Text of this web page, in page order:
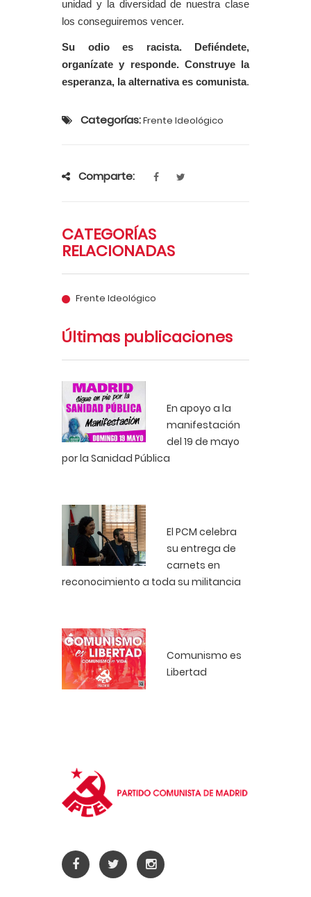
unidad y la diversidad de nuestra clase
los conseguiremos vencer.
Su odio es racista. Defiéndete,
organízate y responde. Construye la
esperanza, la alternativa es comunista.
Categorías:Frente Ideológico
Comparte:
CATEGORÍAS
RELACIONADAS
Frente Ideológico
Últimas publicaciones
En apoyo a la
manifestación
del 19 de mayo
por la Sanidad Pública
El PCM celebra
su entrega de
carnets en
reconocimiento a toda su militancia
Comunismo es
Libertad